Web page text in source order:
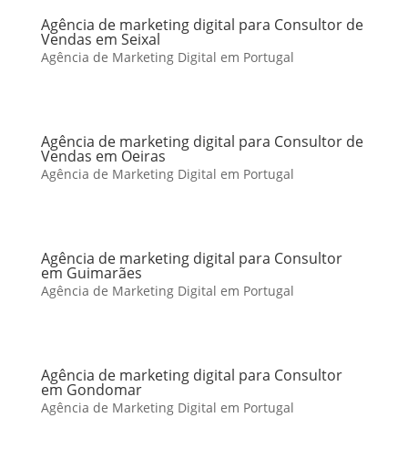
Agência de marketing digital para Consultor de
Vendas em Seixal
Agência de Marketing Digital em Portugal
Agência de marketing digital para Consultor de
Vendas em Oeiras
Agência de Marketing Digital em Portugal
Agência de marketing digital para Consultor
em Guimarães
Agência de Marketing Digital em Portugal
Agência de marketing digital para Consultor
em Gondomar
Agência de Marketing Digital em Portugal